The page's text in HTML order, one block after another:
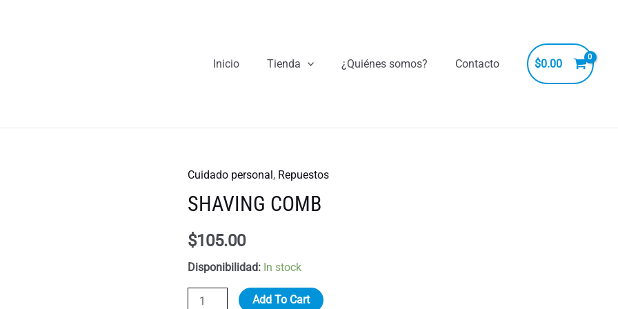
Inicio
Tienda ¿Quiénes somos? Contacto $0.00
Cuidado personal, Repuestos
SHAVING COMB
$105.00
Disponibilidad: In stock
SHAVING
Add To Cart